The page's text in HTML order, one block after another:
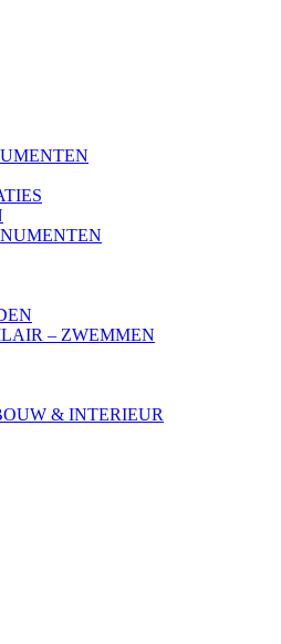
– ZWEMMEN
& INTERIEUR